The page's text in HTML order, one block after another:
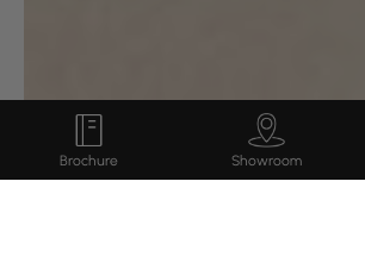
Brochure Showroom